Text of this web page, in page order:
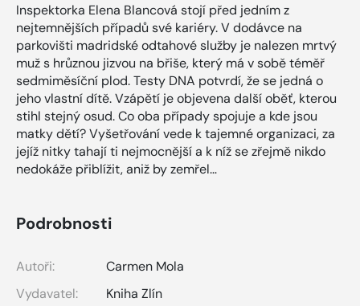
Inspektorka Elena Blancová stojí před jedním z
nejtemnějších případů své kariéry. V dodávce na
parkovišti madridské odtahové služby je nalezen mrtvý
muž s hrůznou jizvou na břiše, který má v sobě téměř
sedmiměsíční plod. Testy DNA potvrdí, že se jedná o
jeho vlastní dítě. Vzápětí je objevena další oběť, kterou
stihl stejný osud. Co oba případy spojuje a kde jsou
matky dětí? Vyšetřování vede k tajemné organizaci, za
jejíž nitky tahají ti nejmocnější a k níž se zřejmě nikdo
nedokáže přiblížit, aniž by zemřel…
Podrobnosti
Autoři:
Carmen Mola
Vydavatel:
Kniha Zlín